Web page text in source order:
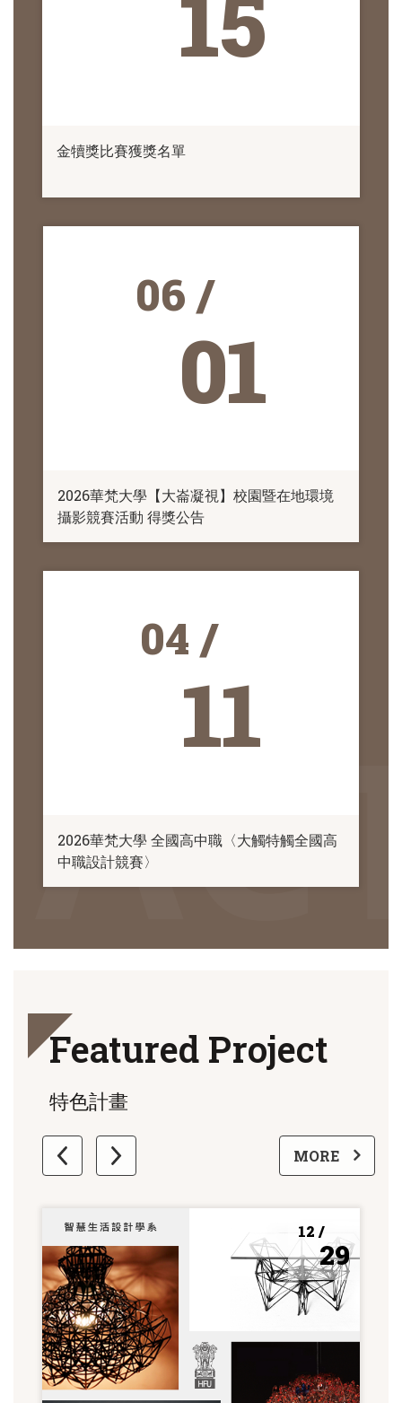
金犢獎比賽獲獎名單
06 /
01
2026華梵大學【大崙凝視】校園暨在地環境
攝影競賽活動 得獎公告
04 /
11
2026華梵大學 全國高中職〈大觸特觸全國高
中職設計競賽〉
Featured Project
特色計畫
12 /
29
MORE 更多